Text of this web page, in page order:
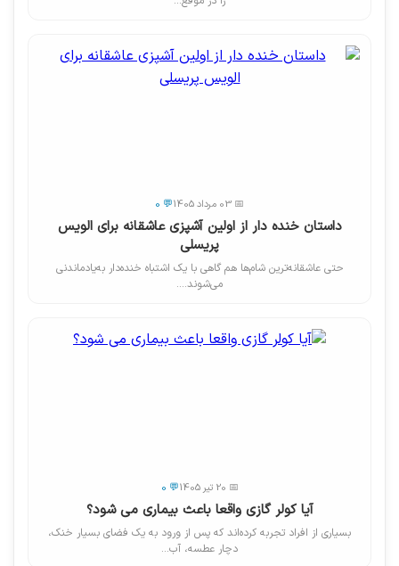
📅 03 مرداد 1405 💬 0
داستان خنده دار از اولین آشپزی عاشقانه برای الویس
پریسلی
حتی عاشقانه‌ترین شام‌ها هم گاهی با یک اشتباه خنده‌دار به‌یادماندنی
می‌شوند....
📅 20 تیر 1405 💬 0
آیا کولر گازی واقعا باعث بیماری می شود؟
بسیاری از افراد تجربه کرده‌اند که پس از ورود به یک فضای بسیار خنک،
دچار عطسه، آب...